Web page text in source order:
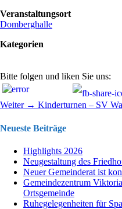
Veranstaltungsort
Domberghalle
Kategorien
Bitte folgen und liken Sie uns:
Beitragsnavigation
Weiter → Nächster
Kinderturnen – SV
Neueste Beiträge
Highlights 2026
Neugestaltung des
Neuer Gemeinderat ist
Gemeindezentrum
Ortsgemeinde
Ruhegelegenheiten für